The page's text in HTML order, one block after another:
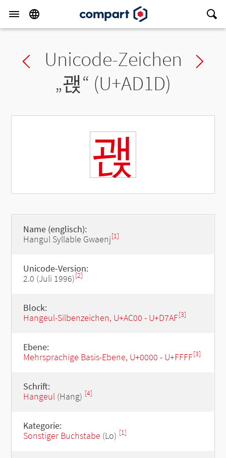
Previous char
Unicode-Zeichen
„괝“ (U+AD1D)
괝
Name (englisch):
Hangul Syllable Gwaenj[1]
Unicode-Version:
2.0 (Juli 1996)[2]
Block:
Hangeul-Silbenzeichen, U+AC00 - U+D7AF[3]
Ebene:
Mehrsprachige Basis-Ebene, U+0000 - U+FFFF[3]
Schrift:
Hangeul(Hang) [4]
Kategorie:
Sonstiger Buchstabe (Lo) [1]